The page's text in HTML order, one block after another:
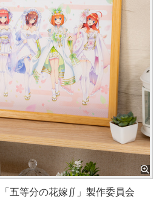
五等分の花嫁∬」製作委員会